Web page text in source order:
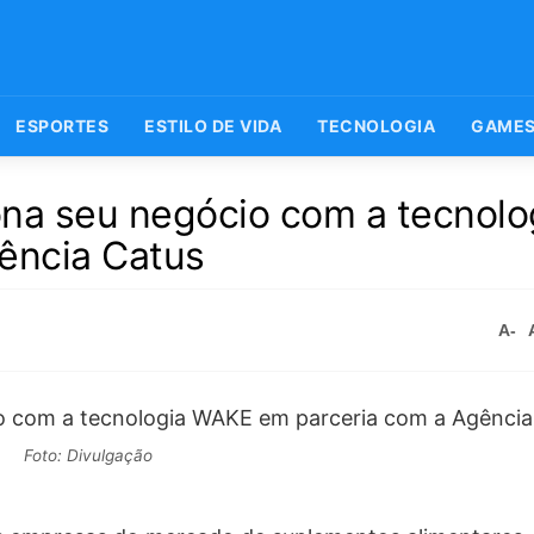
ESPORTES ESTILO DE VIDA TECNOLOGIA
seu negócio com a
Catus
A-
Foto: Divulgação